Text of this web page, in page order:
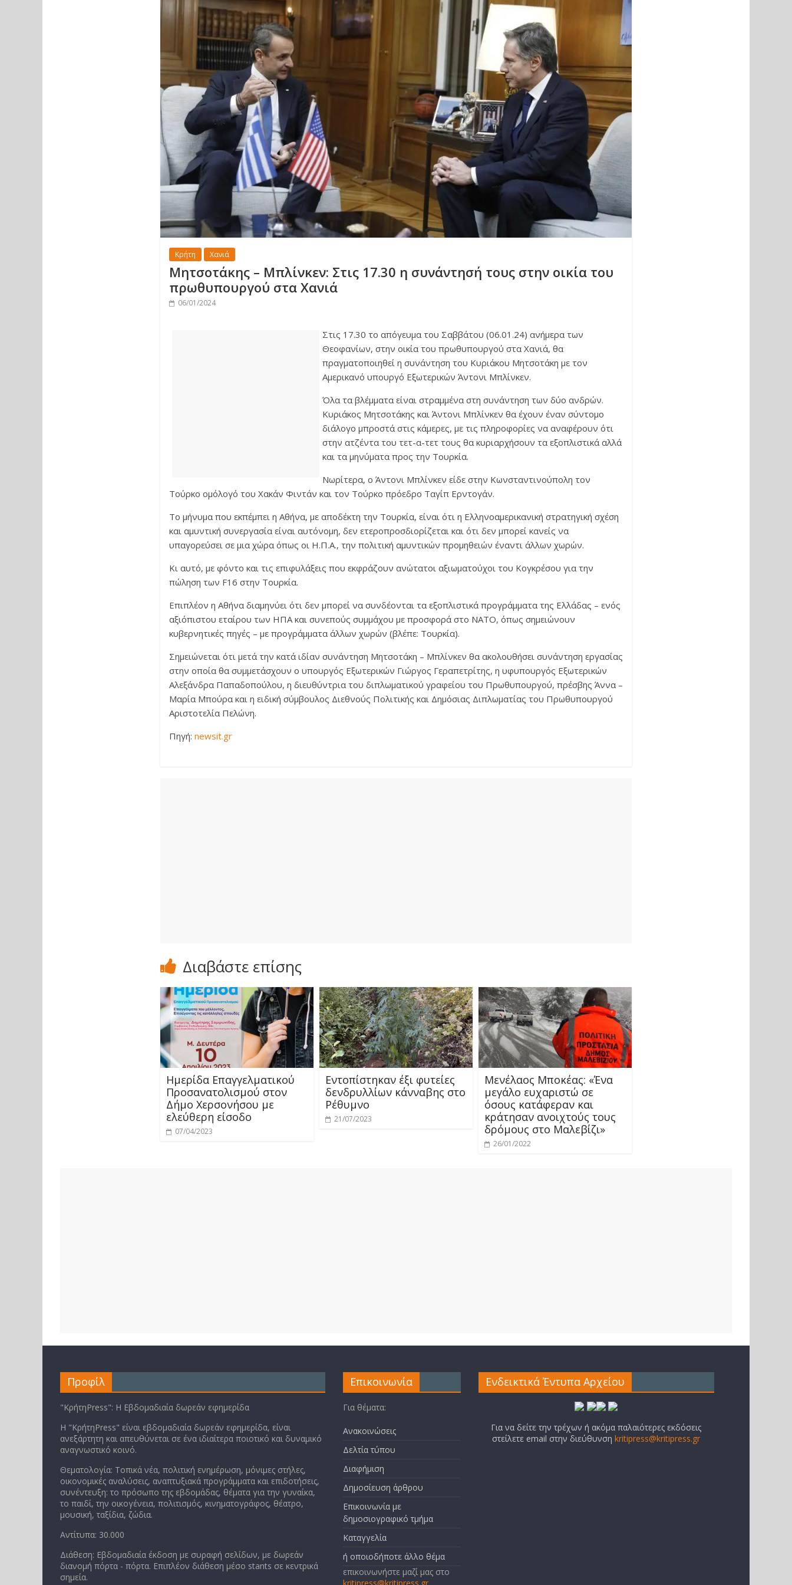
Κρήτη Χανιά
Μητσοτάκης – Μπλίνκεν: Στις 17.30 η συνάντησή τους στην οικία του
πρωθυπουργού στα Χανιά
06/01/2024
Στις 17.30 το απόγευμα του Σαββάτου (06.01.24) ανήμερα των
Θεοφανίων, στην οικία του πρωθυπουργού στα Χανιά, θα
πραγματοποιηθεί η συνάντηση του Κυριάκου Μητσοτάκη με τον
Αμερικανό υπουργό Εξωτερικών Άντονι Μπλίνκεν.
Όλα τα βλέμματα είναι στραμμένα στη συνάντηση των δύο ανδρών.
Κυριάκος Μητσοτάκης και Άντονι Μπλίνκεν θα έχουν έναν σύντομο
διάλογο μπροστά στις κάμερες, με τις πληροφορίες να αναφέρουν ότι
στην ατζέντα του τετ-α-τετ τους θα κυριαρχήσουν τα εξοπλιστικά αλλά
και τα μηνύματα προς την Τουρκία.
Νωρίτερα, ο Άντονι Μπλίνκεν είδε στην Κωνσταντινούπολη τον
Τούρκο ομόλογό του Χακάν Φιντάν και τον Τούρκο πρόεδρο Ταγίπ Ερντογάν.
Το μήνυμα που εκπέμπει η Αθήνα, με αποδέκτη την Τουρκία, είναι ότι η Ελληνοαμερικανική στρατηγική σχέση
και αμυντική συνεργασία είναι αυτόνομη, δεν ετεροπροσδιορίζεται και ότι δεν μπορεί κανείς να
υπαγορεύσει σε μια χώρα όπως οι Η.Π.Α., την πολιτική αμυντικών προμηθειών έναντι άλλων χωρών.
Κι αυτό, με φόντο και τις επιφυλάξεις που εκφράζουν ανώτατοι αξιωματούχοι του Κογκρέσου για την
πώληση των F16 στην Τουρκία.
Επιπλέον η Αθήνα διαμηνύει ότι δεν μπορεί να συνδέονται τα εξοπλιστικά προγράμματα της Ελλάδας – ενός
αξιόπιστου εταίρου των ΗΠΑ και συνεπούς συμμάχου με προσφορά στο ΝΑΤΟ, όπως σημειώνουν
κυβερνητικές πηγές – με προγράμματα άλλων χωρών (βλέπε: Τουρκία).
Σημειώνεται ότι μετά την κατά ιδίαν συνάντηση Μητσοτάκη – Μπλίνκεν θα ακολουθήσει συνάντηση εργασίας
στην οποία θα συμμετάσχουν ο υπουργός Εξωτερικών Γιώργος Γεραπετρίτης, η υφυπουργός Εξωτερικών
Αλεξάνδρα Παπαδοπούλου, η διευθύντρια του διπλωματικού γραφείου του Πρωθυπουργού, πρέσβης Άννα –
Μαρία Μπούρα και η ειδική σύμβουλος Διεθνούς Πολιτικής και Δημόσιας Διπλωματίας του Πρωθυπουργού
Αριστοτελία Πελώνη.
Πηγή: newsit.gr
Διαβάστε επίσης
Ημερίδα Επαγγελματικού
Προσανατολισμού στον
Δήμο Χερσονήσου με
ελεύθερη είσοδο
07/04/2023
Εντοπίστηκαν έξι φυτείες
δενδρυλλίων κάνναβης στο
Ρέθυμνο
21/07/2023
Μενέλαος Μποκέας: «Ένα
μεγάλο ευχαριστώ σε
όσους κατάφεραν και
κράτησαν ανοιχτούς τους
δρόμους στο Μαλεβίζι»
26/01/2022
Προφίλ
"ΚρήτηPress": Η Εβδομαδιαία δωρεάν εφημερίδα
Η "ΚρήτηPress" είναι εβδομαδιαία δωρεάν εφημερίδα, είναι
ανεξάρτητη και απευθύνεται σε ένα ιδιαίτερα ποιοτικό και δυναμικό
αναγνωστικό κοινό.
Θεματολογία: Τοπικά νέα, πολιτική ενημέρωση, μόνιμες στήλες,
οικονομικές αναλύσεις, αναπτυξιακά προγράμματα και επιδοτήσεις,
συνέντευξη: το πρόσωπο της εβδομάδας, θέματα για την γυναίκα,
το παιδί, την οικογένεια, πολιτισμός, κινηματογράφος, θέατρο,
μουσική, ταξίδια, ζώδια.
Αντίτυπα: 30.000
Διάθεση: Εβδομαδιαία έκδοση με συραφή σελίδων, με δωρεάν
διανομή πόρτα - πόρτα. Επιπλέον διάθεση μέσο stants σε κεντρικά
σημεία.
Επικοινωνία
Για θέματα:
Ανακοινώσεις
Δελτία τύπου
Διαφήμιση
Δημοσίευση άρθρου
Επικοινωνία με
δημοσιογραφικό τμήμα
Καταγγελία
ή οποιοδήποτε άλλο θέμα
επικοινωνήστε μαζί μας στο
kritipress@kritipress.gr
Ενδεικτικά Έντυπα Αρχείου
Για να δείτε την τρέχων ή ακόμα παλαιότερες εκδόσεις
στείλετε email στην διεύθυνσηkritipress@kritipress.gr